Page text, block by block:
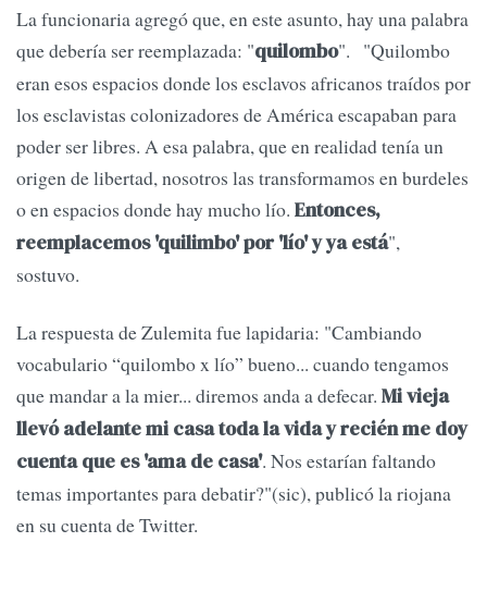
La funcionaria agregó que, en este asunto, hay una palabra
que debería ser reemplazada: "quilombo". "Quilombo
eran esos espacios donde los esclavos africanos traídos por
los esclavistas colonizadores de América escapaban para
poder ser libres. A esa palabra, que en realidad tenía un
origen de libertad, nosotros las transformamos en burdeles
o en espacios donde hay mucho lío. Entonces,
reemplacemos 'quilimbo' por 'lío' y ya está",
sostuvo.
La respuesta de Zulemita fue lapidaria: "Cambiando
vocabulario “quilombo x lío” bueno... cuando tengamos
que mandar a la mier... diremos anda a defecar. Mi vieja
llevó adelante mi casa toda la vida y recién me doy
cuenta que es 'ama de casa'. Nos estarían faltando
temas importantes para debatir?"(sic), publicó la riojana
en su cuenta de Twitter.